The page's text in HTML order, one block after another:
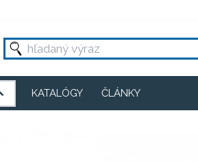
KATALÓGY ČLÁNKY